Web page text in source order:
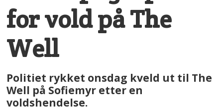
for vold på The
Well
Politiet rykket onsdag kveld ut til The
Well på Sofiemyr etter en
voldshendelse.